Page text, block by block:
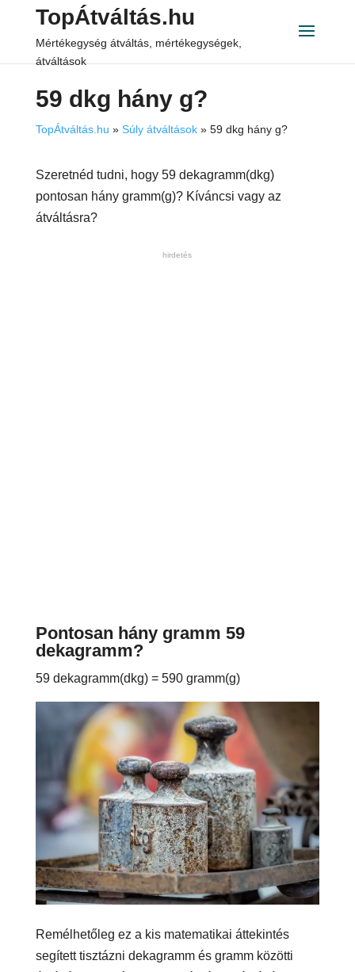
TopÁtváltás.hu
Mértékegység átváltás, mértékegységek,
átváltások
59 dkg hány g?
TopÁtváltás.hu » Súly átváltások» 59 dkg hány g?
Szeretnéd tudni, hogy 59 dekagramm(dkg)
pontosan hány gramm(g)? Kíváncsi vagy az
átváltásra?
hirdetés
Pontosan hány gramm 59
dekagramm?
59 dekagramm(dkg) = 590 gramm(g)
Remélhetőleg ez a kis matematikai áttekintés
segített tisztázni dekagramm és gramm közötti